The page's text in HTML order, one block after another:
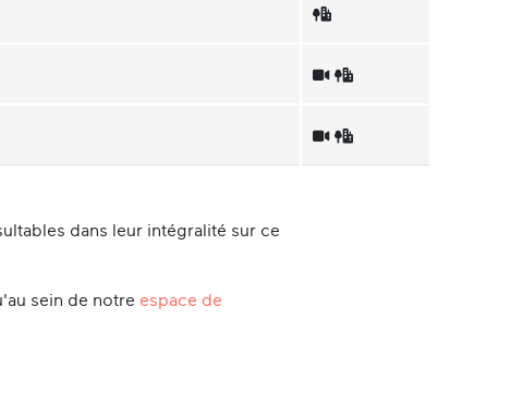
dans leur intégralité sur ce
sein de notre espace de